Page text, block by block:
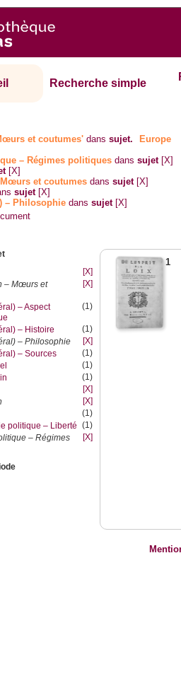
Recherche simple
et coutumes' danssujet.
Europe
– Régimes politiques danssujet [X]
[X]
et coutumes danssujet [X]
sujet [X]
– Philosophie danssujet [X]
[X]
– Mœurs et
[X]
– Aspect
(1)
– Histoire
(1)
– Philosophie
[X]
– Sources
(1)
(1)
(1)
[X]
[X]
(1)
politique – Liberté (1)
– Régimes
[X]
1